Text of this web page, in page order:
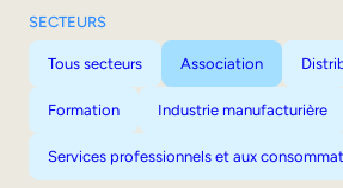
SECTEURS
Tous secteurs Association
Formation Industrie manufacturière
Services professionnels et aux